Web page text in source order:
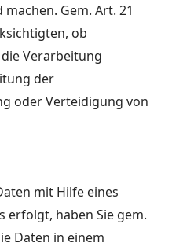
Gem. Art. 21
ob
Verarbeitung
der
oder Verteidigung von
mit Hilfe eines
haben Sie gem.
Daten in einem